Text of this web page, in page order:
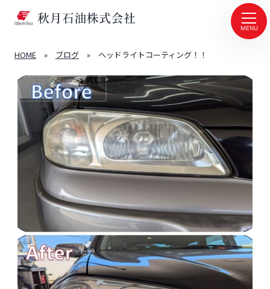
MENU
HOME » ブログ » ヘッドライトコーティング！！